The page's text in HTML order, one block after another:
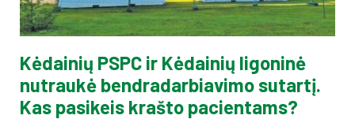
Kėdainių PSPC ir Kėdainių ligoninė
nutraukė bendradarbiavimo sutartį.
Kas pasikeis krašto pacientams?